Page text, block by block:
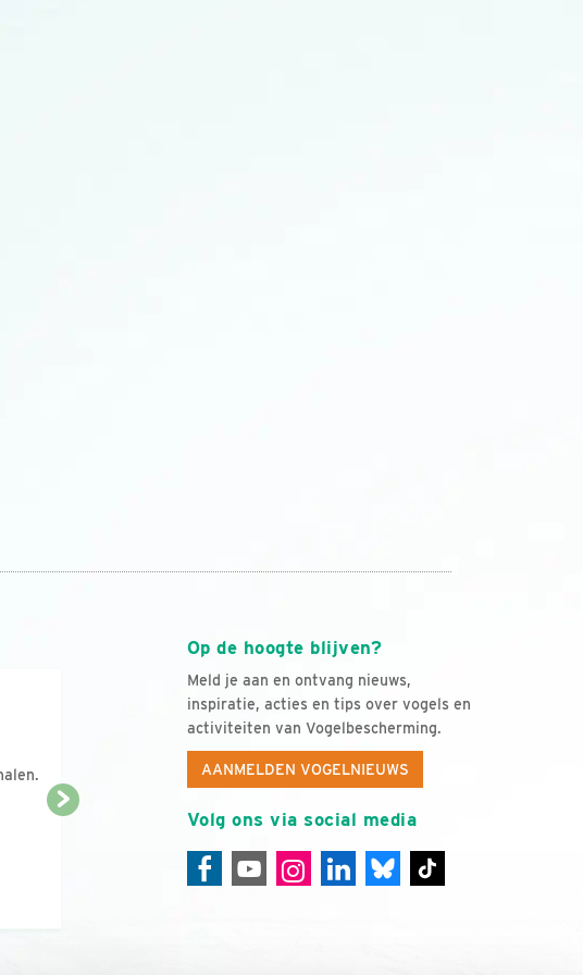
Op de hoogte blijven?
Meld je aan en ontvang nieuws,
inspiratie, acties en tips over vogels en
activiteiten van Vogelbescherming.
AANMELDEN VOGELNIEUWS
Volg ons via social media